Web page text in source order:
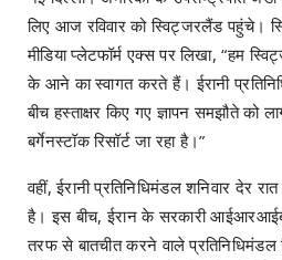
लिए आज रविवार को स्विट्जरलैंड पहुंचे।
मीडिया प्लेटफॉर्म एक्स पर लिखा, “हम
के आने का स्वागत करते हैं। ईरानी
बीच हस्ताक्षर किए गए ज्ञापन समझौते को
बर्गेनस्टॉक रिसॉर्ट जा रहा है।”
वहीं, ईरानी प्रतिनिधिमंडल शनिवार देर
है। इस बीच, ईरान के सरकारी
तरफ से बातचीत करने वाले